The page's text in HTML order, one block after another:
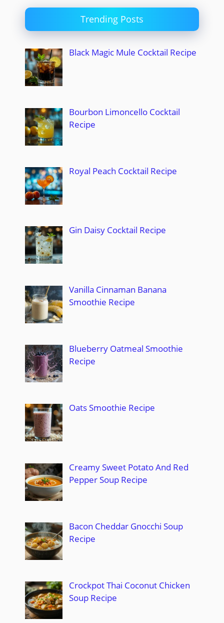
Trending Posts
Black Magic Mule Cocktail Recipe
Bourbon Limoncello Cocktail
Recipe
Royal Peach Cocktail Recipe
Gin Daisy Cocktail Recipe
Vanilla Cinnaman Banana
Smoothie Recipe
Blueberry Oatmeal Smoothie
Recipe
Oats Smoothie Recipe
Creamy Sweet Potato And Red
Pepper Soup Recipe
Bacon Cheddar Gnocchi Soup
Recipe
Crockpot Thai Coconut Chicken
Soup Recipe